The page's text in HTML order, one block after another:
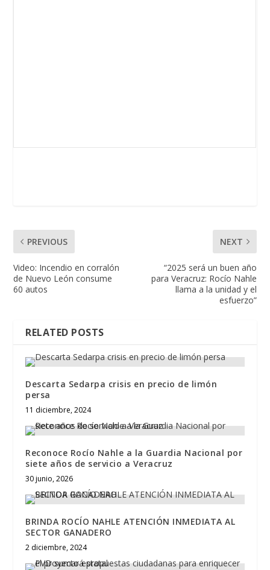
PREVIOUS
Video: Incendio en corralón
de Nuevo León consume
60 autos
NEXT
“2025 será un buen año
para Veracruz: Rocío Nahle
llama a la unidad y el
esfuerzo”
RELATED POSTS
Descarta Sedarpa crisis en precio de limón
persa
11 diciembre, 2024
Reconoce Rocío Nahle a la Guardia Nacional por
siete años de servicio a Veracruz
30 junio, 2026
BRINDA ROCÍO NAHLE ATENCIÓN INMEDIATA AL
SECTOR GANADERO
2 diciembre, 2024